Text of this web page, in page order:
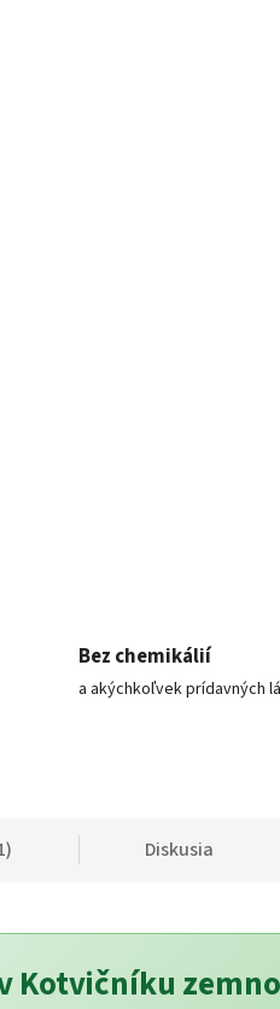
Bez chemikálií
a akýchkoľvek prídavných
Diskusia
Kotvičníku